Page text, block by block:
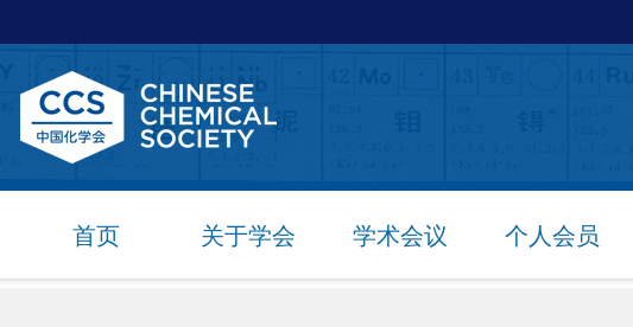
首页 关于学会 学术会议 个人会员